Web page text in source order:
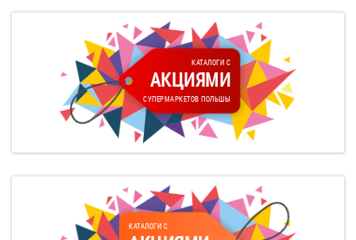
КАТАЛОГИ С
АКЦИЯМИ
СУПЕРМАРКЕТОВ ПОЛЬШЫ
КАТАЛОГИ С